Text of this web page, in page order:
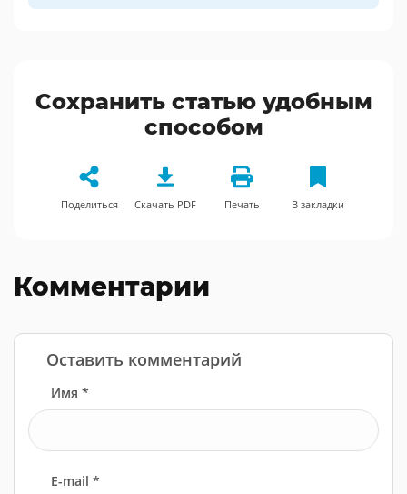
Сохранить статью удобным
способом
Поделиться Скачать PDF Печать В закладки
Комментарии
Оставить комментарий
Имя *
E-mail *